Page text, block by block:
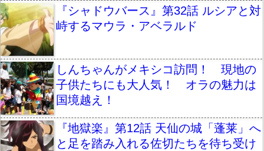
『シャドウバース』第32話 ルシアと対
峙するマウラ・アベラルド
しんちゃんがメキシコ訪問！ 現地の
子供たちにも大人気！ オラの魅力は
国境越え！
『地獄楽』第12話 天仙の城「蓬莱」へ
と足を踏み入れる佐切たちを待ち受け